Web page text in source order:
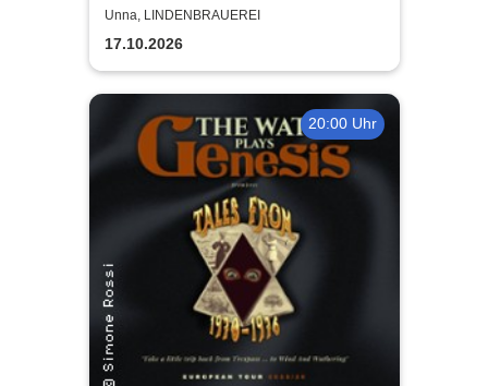
Unna, LINDENBRAUEREI
17.10.2026
20:00 Uhr